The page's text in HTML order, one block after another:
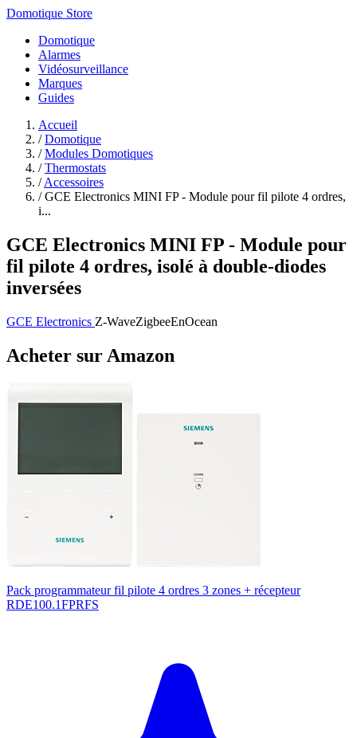
Domotique Store
Domotique
Alarmes
Vidéosurveillance
Marques
Guides
Accueil
/ Domotique
/ Modules Domotiques
/ Thermostats
/ Accessoires
/ GCE Electronics MINI FP - Module pour fil pilote 4 ordres,
i...
GCE Electronics MINI FP - Module pour
fil pilote 4 ordres, isolé à double-diodes
inversées
GCE Electronics Z-WaveZigbeeEnOcean
Acheter sur Amazon
Pack programmateur fil pilote 4 ordres 3 zones + récepteur
RDE100.1FPRFS